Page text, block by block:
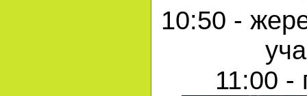
10:50 -
11:00 -